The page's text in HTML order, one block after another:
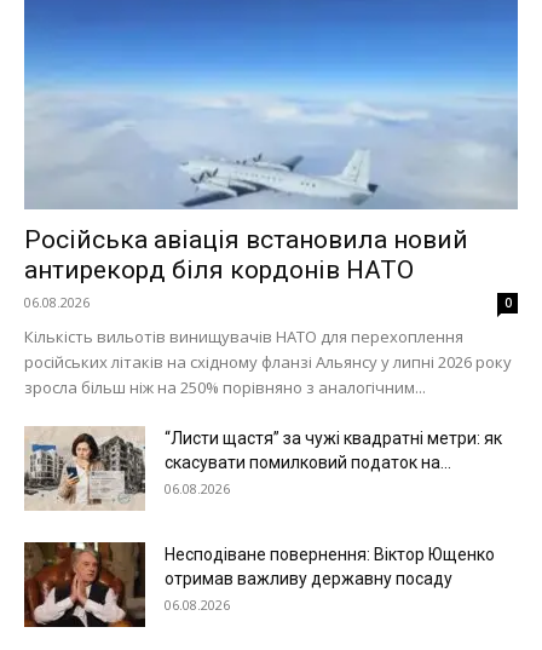
Російська авіація встановила новий
антирекорд біля кордонів НАТО
06.08.2026 0
Кількість вильотів винищувачів НАТО для перехоплення
російських літаків на східному фланзі Альянсу у липні 2026 року
зросла більш ніж на 250% порівняно з аналогічним...
“Листи щастя” за чужі квадратні метри: як
скасувати помилковий податок на...
06.08.2026
Несподіване повернення: Віктор Ющенко
отримав важливу державну посаду
06.08.2026